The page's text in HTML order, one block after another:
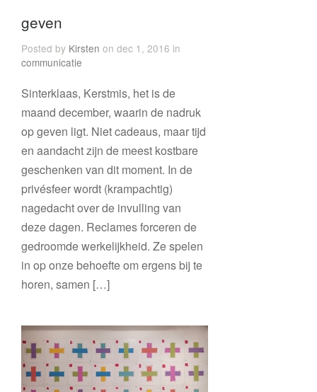
geven
Posted by Kirsten on dec 1, 2016 in
communicatie
Sinterklaas, Kerstmis, het is de
maand december, waarin de nadruk
op geven ligt. Niet cadeaus, maar tijd
en aandacht zijn de meest kostbare
geschenken van dit moment. In de
privésfeer wordt (krampachtig)
nagedacht over de invulling van
deze dagen. Reclames forceren de
gedroomde werkelijkheid. Ze spelen
in op onze behoefte om ergens bij te
horen, samen […]